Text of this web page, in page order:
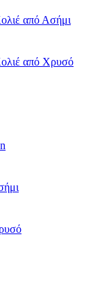
από Ασήμι
από Χρυσό